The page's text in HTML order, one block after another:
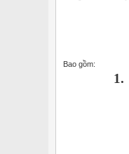
Bao gồm:
1.